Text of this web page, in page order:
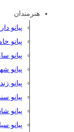
هنرمندان
پیانو
پیانو
پیانو
پیانو
پیانو
پیانو
پیانو
پیانو